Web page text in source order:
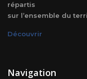
répartis
sur l’ensemble du
Découvrir
Navigation